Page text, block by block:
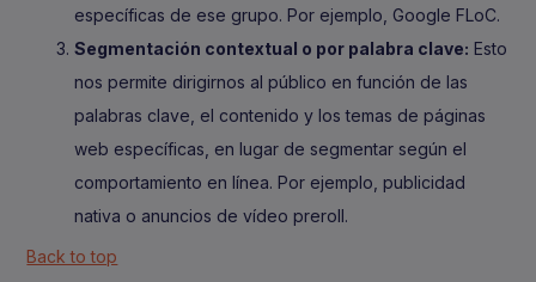
específicas de ese grupo. Por ejemplo, Google FLoC.
Segmentación contextual o por palabra clave: Esto
nos permite dirigirnos al público en función de las
palabras clave, el contenido y los temas de páginas
web específicas, en lugar de segmentar según el
comportamiento en línea. Por ejemplo, publicidad
nativa o anuncios de vídeo preroll.
Back to top